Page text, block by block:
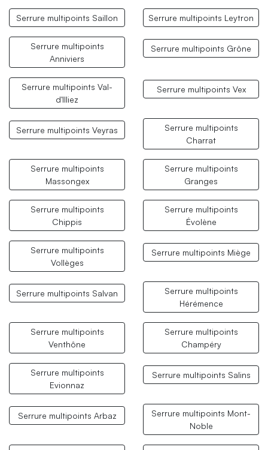
Serrure multipoints Saillon Serrure multipoints Leytron
Serrure multipoints
Anniviers
Serrure multipoints Grône
Serrure multipoints Val-
d'Illiez
Serrure multipoints Vex
Serrure multipoints Veyras
Serrure multipoints
Charrat
Serrure multipoints
Massongex
Serrure multipoints
Granges
Serrure multipoints
Chippis
Serrure multipoints
Évolène
Serrure multipoints
Vollèges
Serrure multipoints Miège
Serrure multipoints Salvan
Serrure multipoints
Hérémence
Serrure multipoints
Venthône
Serrure multipoints
Champéry
Serrure multipoints
Evionnaz
Serrure multipoints Salins
Serrure multipoints Arbaz
Serrure multipoints Mont-
Noble